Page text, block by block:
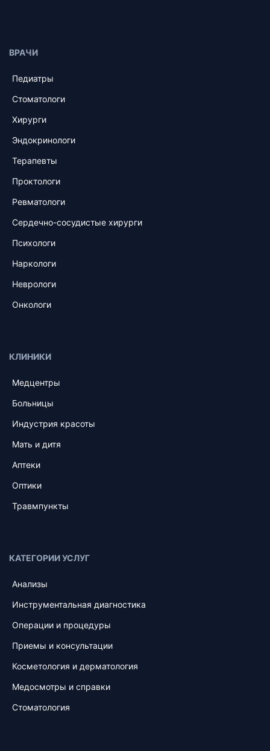
ВРАЧИ
Педиатры
Стоматологи
Хирурги
Эндокринологи
Терапевты
Проктологи
Ревматологи
Сердечно-сосудистые хирурги
Психологи
Наркологи
Неврологи
Онкологи
КЛИНИКИ
Медцентры
Больницы
Индустрия красоты
Мать и дитя
Аптеки
Оптики
Травмпункты
КАТЕГОРИИ УСЛУГ
Анализы
Инструментальная диагностика
Операции и процедуры
Приемы и консультации
Косметология и дерматология
Медосмотры и справки
Стоматология